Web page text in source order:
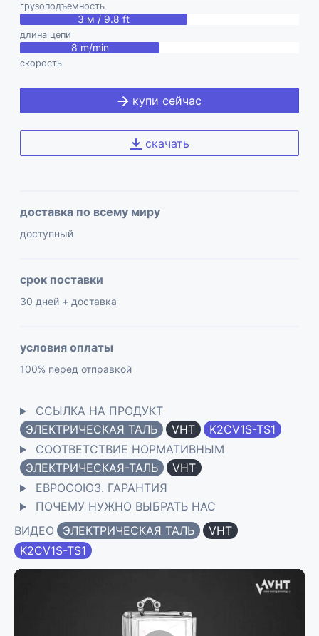
грузоподъемность
3 м / 9.8 ft
длина цепи
8 m/min
скорость
купи сейчас
скачать
доставка по всему миру
доступный
срок поставки
30 дней + доставка
условия оплаты
100% перед отправкой
ССЫЛКА НА ПРОДУКТ
ЭЛЕКТРИЧЕСКАЯ ТАЛЬ
VHT
K2CV1S-TS1
СООТВЕТСТВИЕ НОРМАТИВНЫМ
ЭЛЕКТРИЧЕСКАЯ-ТАЛЬ
VHT
ЕВРОСОЮЗ. ГАРАНТИЯ
ПОЧЕМУ НУЖНО ВЫБРАТЬ НАС
ВИДЕО
ЭЛЕКТРИЧЕСКАЯ ТАЛЬ
VHT
K2CV1S-TS1